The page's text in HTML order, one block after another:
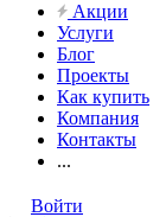
Акции
Услуги
Блог
Проекты
Как купить
Компания
Контакты
...
Войти